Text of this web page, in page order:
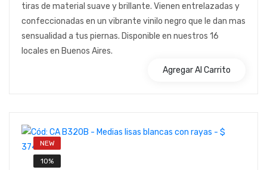
tiras de material suave y brillante. Vienen entrelazadas y
confeccionadas en un vibrante vinilo negro que le dan mas
sensualidad a tus piernas. Disponible en nuestros 16
locales en Buenos Aires.
Agregar Al Carrito
NEW
10%